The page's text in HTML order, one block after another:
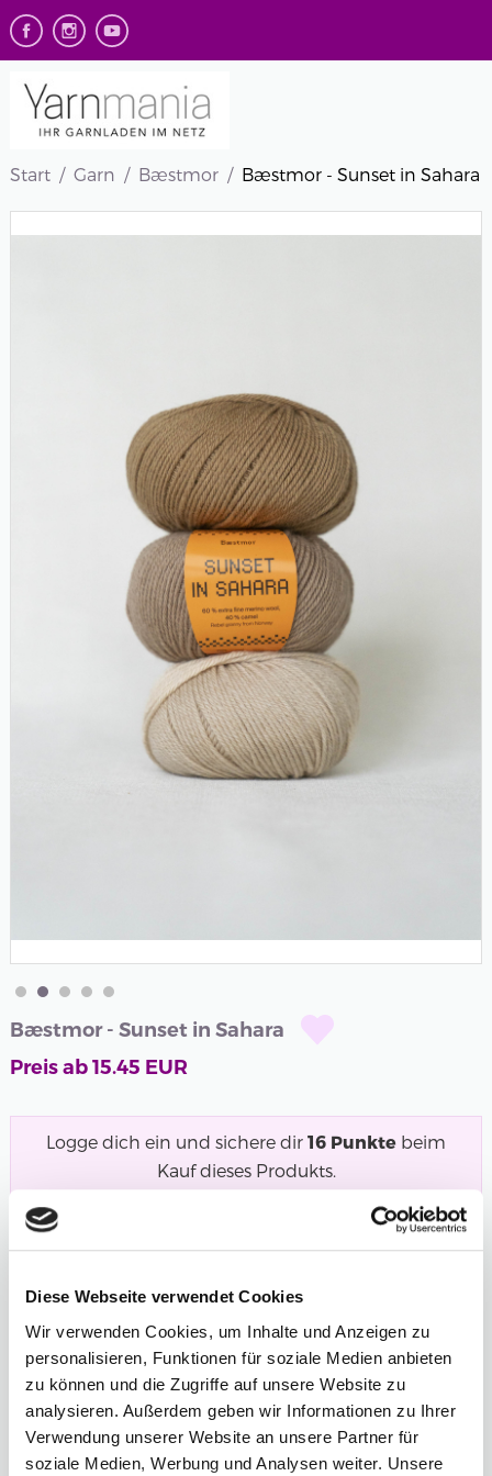
Diese Webseite verwendet Cookies
Wir verwenden Cookies, um Inhalte und Anzeigen zu
personalisieren, Funktionen für soziale Medien anbieten
zu können und die Zugriffe auf unsere Website zu
analysieren. Außerdem geben wir Informationen zu Ihrer
Verwendung unserer Website an unsere Partner für
soziale Medien, Werbung und Analysen weiter. Unsere
Start Garn Bæstmor Bæstmor - Sunset in Sahara
Bæstmor - Sunset in Sahara
Preis ab15.45 EUR
Logge dich ein und sichere dir 16 Punkte beim
Kauf dieses Produkts.
Mitglied und starte mit dem Punktesammeln!
Luxusgarn aus 60 % extrafeiner...Mehr
301 -
LIGHT
GREY
302 -
CHARCOAL
303 -
BLACK
304 -
CAFÈ
LATTE
305 -
LIGHT
BROWN
306 -
PAMPAS